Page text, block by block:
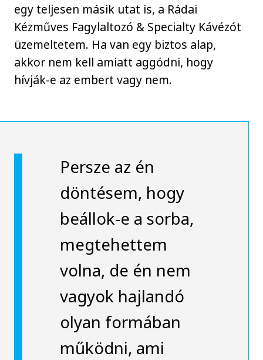
egy teljesen másik utat is, a Rádai
Kézműves Fagylaltozó & Specialty Kávézót
üzemeltetem. Ha van egy biztos alap,
akkor nem kell amiatt aggódni, hogy
hívják-e az embert vagy nem.
Persze az én
döntésem, hogy
beállok-e a sorba,
megtehettem
volna, de én nem
vagyok hajlandó
olyan formában
működni, ami